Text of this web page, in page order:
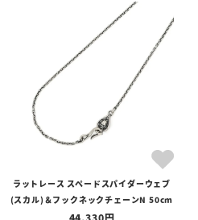
ラットレース スペードスパイダーウェブ
(スカル)＆フックネックチェーンN 50cm
44,330